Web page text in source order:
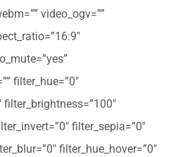
video_ogv=””
filter_hue=”0″
filter_sepia=”0″
filter_hue_hover=”0″